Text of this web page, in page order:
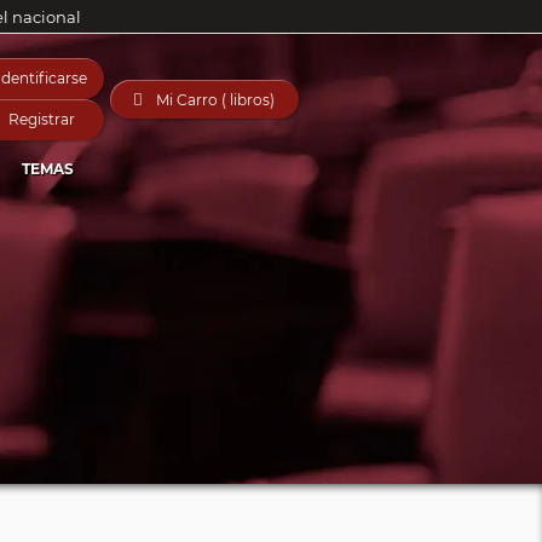
nacional
Registrar
 Mi Carro ( libros)
TEMAS